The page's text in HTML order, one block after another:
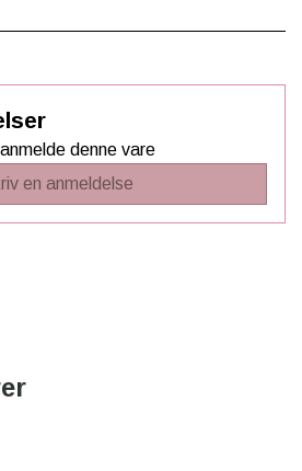
denne vare
en anmeldelse